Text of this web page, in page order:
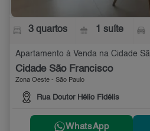
3 quartos 1 suíte
Cidade São Francisco
Zona Oeste - São Paulo
Rua Doutor Hélio Fidélis
WhatsApp